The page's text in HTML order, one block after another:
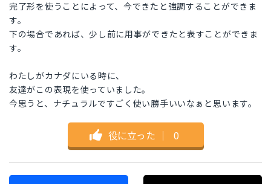
完了形を使うことによって、今できたと強調することができま
す。
下の場合であれば、少し前に用事ができたと表すことができま
す。
わたしがカナダにいる時に、
友達がこの表現を使っていました。
今思うと、ナチュラルですごく使い勝手いいなぁと思います。
役に立った ｜ 0